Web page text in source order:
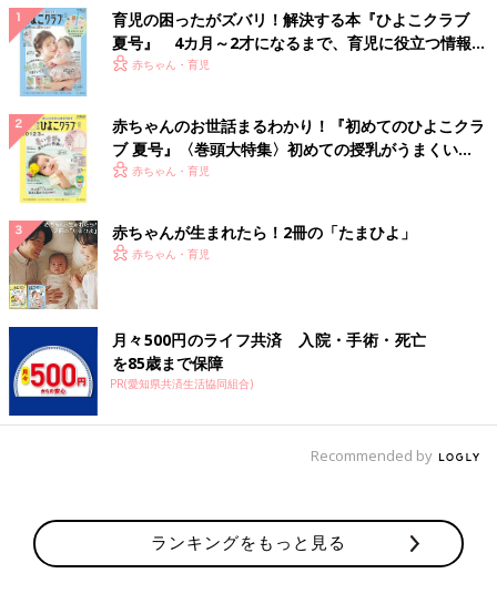
育児の困ったがズバリ！解決する本『ひよこクラブ
夏号』 4カ月～2才になるまで、育児に役立つ情報が
いっぱい！
赤ちゃん・育児
赤ちゃんのお世話まるわかり！『初めてのひよこクラ
ブ 夏号』〈巻頭大特集〉初めての授乳がうまくい
く！ おっぱい・ミルクの基本と夏のトラブル 解決テ
赤ちゃん・育児
赤ちゃんが生まれたら！2冊の「たまひよ」
赤ちゃん・育児
月々500円のライフ共済 入院・手術・死亡
を85歳まで保障
PR(愛知県共済生活協同組合)
Recommended by
ランキングをもっと見る